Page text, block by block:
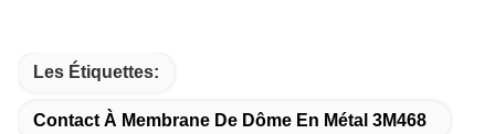
Les Étiquettes:
Contact À Membrane De Dôme En Métal 3M468